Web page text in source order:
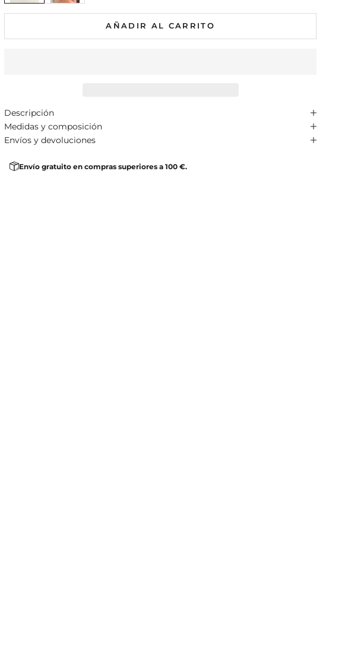
AÑADIR AL CARRITO
Descripción
Medidas y composición
Envíos y devoluciones
Envío gratuito en compras superiores a 100 €.